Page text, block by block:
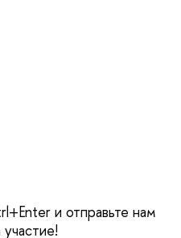
и отправьте нам